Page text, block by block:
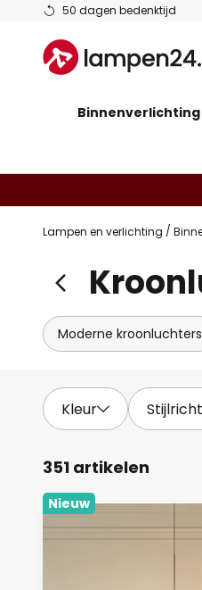
50 dagen bedenktijd
Ga
de
inhoud
Binnenverlichting
Lampen en verlichting
Moderne kroonluchters
Kleur
351 artikelen
Nieuw